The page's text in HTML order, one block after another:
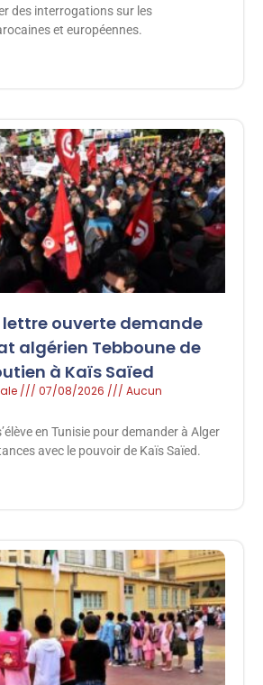
des interrogations sur les
et européennes.
lettre ouverte demande
algérien Tebboune de
à Kaïs Saïed
07/08/2026
Aucun
en Tunisie pour demander à Alger
avec le pouvoir de Kaïs Saïed.